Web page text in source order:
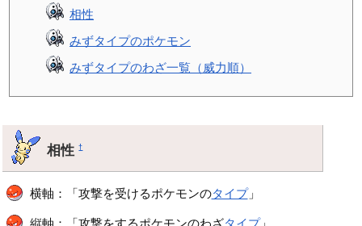
相性
みずタイプのポケモン
みずタイプのわざ一覧（威力順）
相性†
横軸：「攻撃を受けるポケモンのタイプ」
縦軸：「攻撃をするポケモンのわざタイプ」